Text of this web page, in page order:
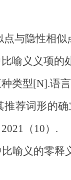
隐性相似
义义项的
型[N].语言
荐词形的
（10）.
义的零释